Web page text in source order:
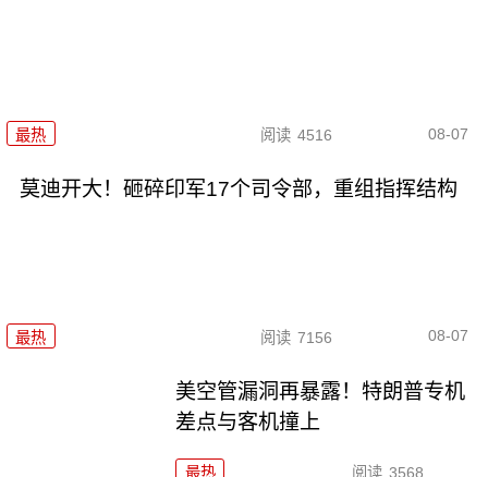
最热 阅读 4516 08-07
莫迪开大！砸碎印军17个司令部，重组指挥结构
最热 阅读 7156 08-07
美空管漏洞再暴露！特朗普专机
差点与客机撞上
最热 阅读 3568